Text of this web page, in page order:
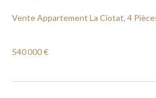
Vente Appartement La Ciotat, 4
540 000 €